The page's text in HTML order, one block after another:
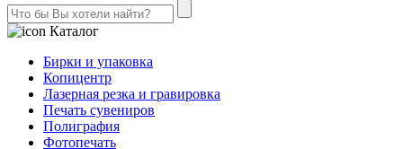
Каталог
Бирки и упаковка
Копицентр
Лазерная резка и гравировка
Печать сувениров
Полиграфия
Фотопечать